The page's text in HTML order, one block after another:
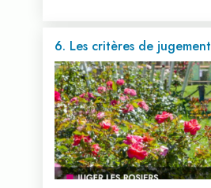
Voir cette vidéo...
6. Les critères de jugement